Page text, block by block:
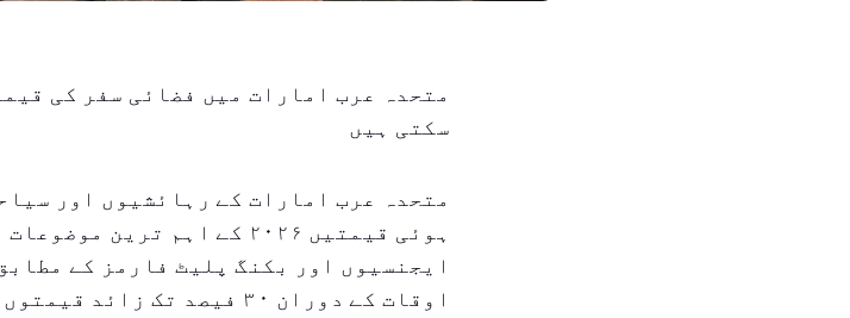
متحدہ عرب امارات میں فضائی سفر کی
سکتی ہیں
متحدہ عرب امارات کے رہائشیوں اور
ہوئی قیمتیں ۲۰۲۶ کے اہم
ایجنسیوں اور بکنگ پلیٹ فارمز کے
اوقات کے دوران ۳۰ فیصد تک